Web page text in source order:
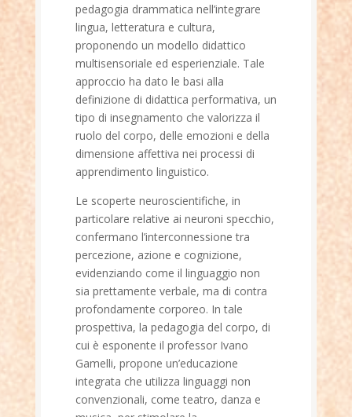
pedagogia drammatica nell’integrare
lingua, letteratura e cultura,
proponendo un modello didattico
multisensoriale ed esperienziale. Tale
approccio ha dato le basi alla
definizione di didattica performativa, un
tipo di insegnamento che valorizza il
ruolo del corpo, delle emozioni e della
dimensione affettiva nei processi di
apprendimento linguistico.
Le scoperte neuroscientifiche, in
particolare relative ai neuroni specchio,
confermano l’interconnessione tra
percezione, azione e cognizione,
evidenziando come il linguaggio non
sia prettamente verbale, ma di contra
profondamente corporeo. In tale
prospettiva, la pedagogia del corpo, di
cui è esponente il professor Ivano
Gamelli, propone un’educazione
integrata che utilizza linguaggi non
convenzionali, come teatro, danza e